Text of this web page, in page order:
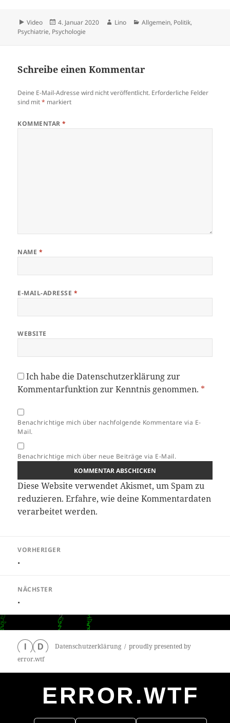
????????????????????????????
????????????????????????????
????????????????????????????
???
Format
Video
Veröffentlicht
am
4. Januar 2020 Autor
Lino Kategorien
Allgemein, Politik,
Psychiatrie, Psychologie
Schreibe einen Kommentar
Deine E-Mail-Adresse wird nicht veröffentlicht. Erforderliche Felder
sind mit* markiert
KOMMENTAR*
NAME *
E-MAIL-ADRESSE *
WEBSITE
Ich habe dieDatenschutzerklärungzur
Kommentarfunktion zur Kenntnis genommen. *
Benachrichtige mich über nachfolgende Kommentare via E-
Mail.
Benachrichtige mich über neue Beiträge via E-Mail.
Diese Website verwendet Akismet, um Spam zu
reduzieren.Erfahre, wie deine Kommentardaten
verarbeitet werden.
VORHERIGER
Vorheriger
.
NÄCHSTER
Nächster
Beitrag:
.
D Datenschutzerklärung
proudly presented by
error.wtf
ERROR.WTF